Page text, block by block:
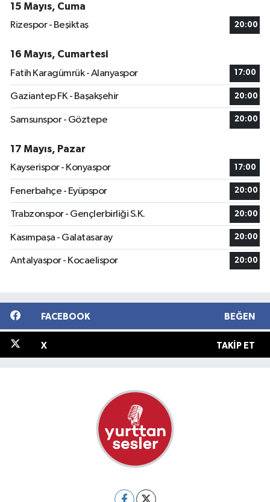
15 Mayıs, Cuma
Rizespor - Beşiktaş
20:00
16 Mayıs, Cumartesi
Fatih Karagümrük - Alanyaspor
17:00
Gaziantep FK - Başakşehir 20:00
Samsunspor - Göztepe 20:00
17 Mayıs, Pazar
Kayserispor - Konyaspor
17:00
Fenerbahçe - Eyüpspor 20:00
Trabzonspor - Gençlerbirliği S.K. 20:00
Kasımpaşa - Galatasaray 20:00
Antalyaspor - Kocaelispor 20:00
FACEBOOK BEĞEN
X TAKIP ET